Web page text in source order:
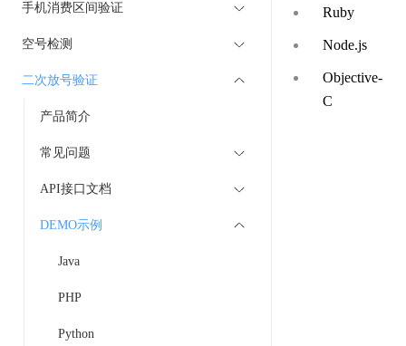
手机消费区间验证
空号检测
二次放号验证
产品简介
常见问题
API接口文档
DEMO示例
Java
PHP
Python
Ruby
Node.js
Objective-
C